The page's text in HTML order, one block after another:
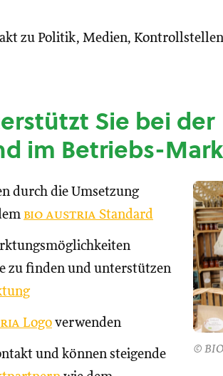
zu Politik, Medien,
Sie bei der
im Betriebs-
©
durch die Umsetzung
bio austria Standard
zu finden und unterstützen
Logo verwenden
und können steigende